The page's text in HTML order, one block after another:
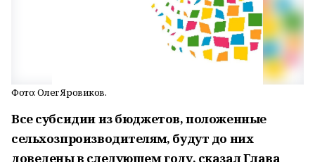
Фото: Олег Яровиков.
Все субсидии из бюджетов, положенные
сельхозпроизводителям, будут до них
доведены в следующем году, сказал Глава